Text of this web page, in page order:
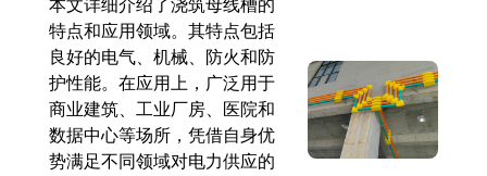
本文详细介绍了浇筑母线槽的
特点和应用领域。其特点包括
良好的电气、机械、防火和防
护性能。在应用上，广泛用于
商业建筑、工业厂房、医院和
数据中心等场所，凭借自身优
势满足不同领域对电力供应的